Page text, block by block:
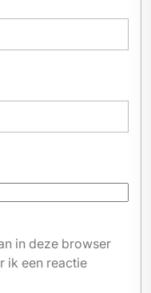
in deze browser
ik een reactie